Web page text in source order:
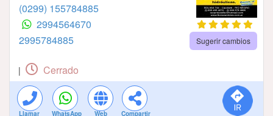
(0299) 155784885
2994564670
2995784885
Sugerir cambios
| Cerrado
Llamar WhatsApp Web Compartir